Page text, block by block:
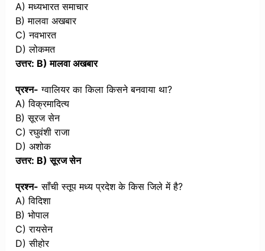
A) मध्यभारत समाचार
B) मालवा अखबार
C) नवभारत
D) लोकमत
उत्तर: B) मालवा अखबार
प्रश्न- ग्वालियर का किला किसने बनवाया था?
A) विक्रमादित्य
B) सूरज सेन
C) रघुवंशी राजा
D) अशोक
उत्तर: B) सूरज सेन
प्रश्न- साँची स्तूप मध्य प्रदेश के किस जिले में है?
A) विदिशा
B) भोपाल
C) रायसेन
D) सीहोर